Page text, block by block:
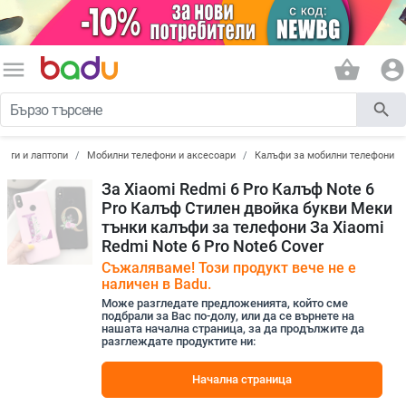
menu shopping_basket account_circle
search
и лаптопи Мобилни телефони и аксесоари Калъфи за мобилни телефони
За Xiaomi Redmi 6 Pro Калъф Note 6
Pro Калъф Стилен двойка букви Меки
тънки калъфи за телефони За Xiaomi
Redmi Note 6 Pro Note6 Cover
Съжаляваме! Този продукт вече не е
наличен в Badu.
Може разгледате предложенията, който сме
подбрали за Вас по-долу, или да се върнете на
нашата начална страница, за да продължите да
разглеждате продуктите ни:
Начална страница